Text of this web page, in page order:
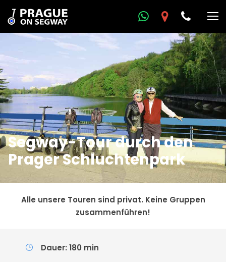
Segway-Tour durch den
Prager Schluchtenpark
Alle unsere Touren sind privat. Keine Gruppen
zusammenführen!
Dauer: 180 min